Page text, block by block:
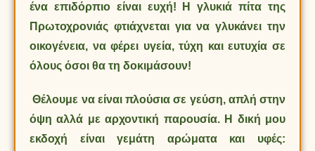
ένα επιδόρπιο είναι ευχή! Η γλυκιά πίτα της
Πρωτοχρονιάς φτιάχνεται για να γλυκάνει την
οικογένεια, να φέρει υγεία, τύχη και ευτυχία σε
όλους όσοι θα τη δοκιμάσουν!
Θέλουμε να είναι πλούσια σε γεύση, απλή στην
όψη αλλά με αρχοντική παρουσία. Η δική μου
εκδοχή είναι γεμάτη αρώματα και υφές: